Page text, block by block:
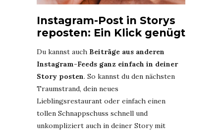
Instagram-Post in Storys
reposten: Ein Klick genügt
Du kannst auch Beiträge aus anderen
Instagram-Feeds ganz einfach in deiner
Story posten. So kannst du den nächsten
Traumstrand, dein neues
Lieblingsrestaurant oder einfach einen
tollen Schnappschuss schnell und
unkompliziert auch in deiner Story mit